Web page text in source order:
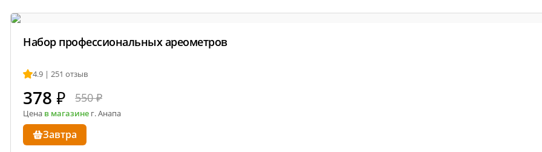
Набор профессиональных ареометров
4.9 | 251 отзыв
378 ₽ 550 ₽
Цена в магазине г. Анапа
Завтра